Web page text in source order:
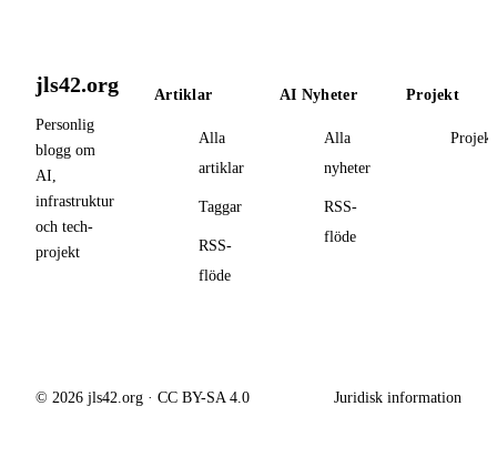
jls42.org
Personlig
blogg om
AI,
infrastruktur
och tech-
projekt
Artiklar
Alla
artiklar
Taggar
RSS-
flöde
AI Nyheter
Alla
nyheter
RSS-
flöde
Projekt
Projekt
© 2026 jls42.org · CC BY-SA 4.0 Juridisk information